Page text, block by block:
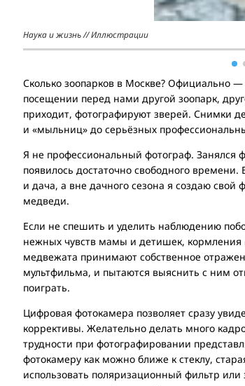
Наука и жизнь // Иллюстрации
Сколько зоопарков в Москве? Официально
посещении перед нами другой зоопарк,
приходит, фотографируют зверей. Снимки
и «мыльниц» до серьёзных
Я не профессиональный фотограф. Занялся
появилось достаточно свободного
и дача, а вне дачного сезона я создаю
медведи.
Если не спешить и уделить наблюдению
нежных чувств мамы и детишек, кормления
медвежата принимают собственное
мультфильма, и пытаются выяснить с ним
поиграть.
Цифровая фотокамера позволяет сразу
коррективы. Желательно делать много
трудности при фотографировании
фотокамеру как можно ближе к стеклу,
использовать поляризационный фильтр